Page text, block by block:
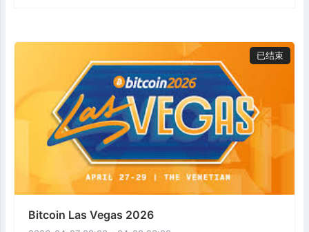
已结束
Bitcoin Las Vegas 2026